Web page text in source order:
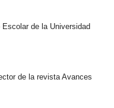
de la Universidad
de la revista Avances